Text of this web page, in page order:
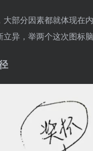
部分因素都就体现在
异，举两个这次图标